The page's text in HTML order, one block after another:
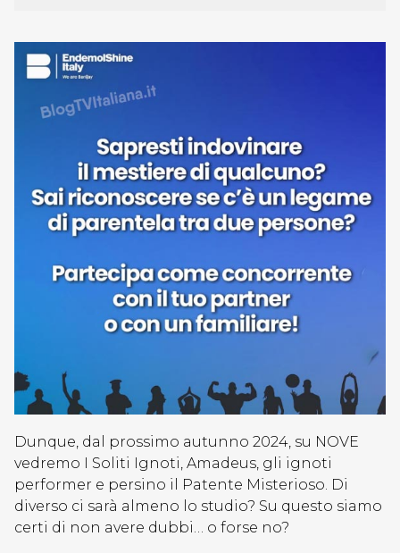
Dunque, dal prossimo autunno 2024, su NOVE
vedremo I Soliti Ignoti, Amadeus, gli ignoti
performer e persino il Patente Misterioso. Di
diverso ci sarà almeno lo studio? Su questo siamo
certi di non avere dubbi… o forse no?